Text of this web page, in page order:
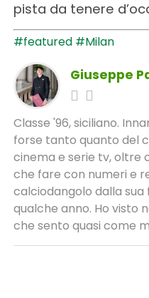
pista da tenere
#featured #Milan
Giuseppe
Classe '96, siciliano.
forse tanto quanto del
cinema e serie tv, oltre
che fare con numeri e
calciodangolo dalla
qualche anno. Ho visto
che sento quasi come